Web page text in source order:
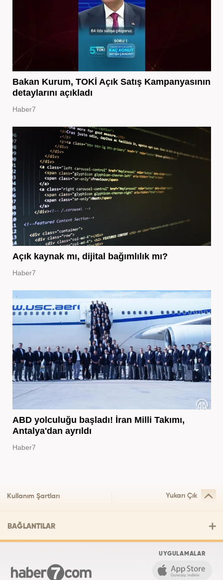
Bakan Kurum, TOKİ Açık Satış Kampanyasının
detaylarını açıkladı
Haber7
Açık kaynak mı, dijital bağımlılık mı?
Haber7
ABD yolculuğu başladı! İran Milli Takımı,
Antalya'dan ayrıldı
Haber7
Kullanım Şartları Yukarı Çık
BAĞLANTILAR
UYGULAMALAR